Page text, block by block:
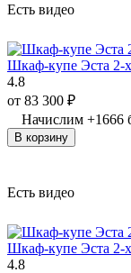
Есть видео
Шкаф-купе Эста 2-
4.8
от 83 300 ₽
Начислим +1666
В корзину
Есть видео
Шкаф-купе Эста
4.8